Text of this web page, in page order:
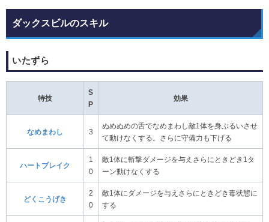
ダックスビルのスキル
いたずら
特技
S
P
効果
なめまわし 3
ぬめぬめの舌でなめまわし敵1体を身ぶるいさせ
て動けなくする。さらに守備力も下げる
ハートブレイク
1
0
敵1体に斬撃ダメージを与えさらにときどき1タ
ーン動けなくする
どくこうげき
2
0
敵1体にダメージを与えさらにときどき毒状態に
する